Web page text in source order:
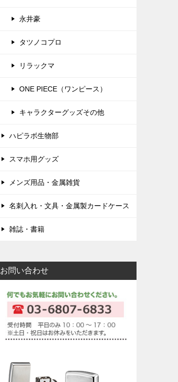
永井豪
タツノコプロ
リラックマ
ONE PIECE（ワンピース）
キャラクターグッズその他
ハピラボ生物部
スマホ用グッズ
メンズ用品・金属雑貨
名刺入れ・文具・金属製カードケース
雑誌・書籍
お問い合わせ